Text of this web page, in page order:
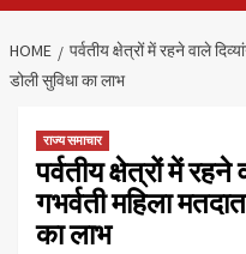
HOME
पर्वतीय क्षेत्रों में रहने वाले
डोली सुविधा का लाभ
राज्य समाचार
पर्वतीय क्षेत्रों में
गभर्वती महिला
का लाभ